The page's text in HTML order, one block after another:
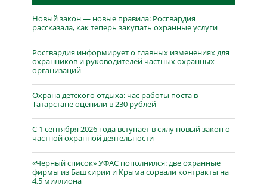
Новый закон — новые правила: Росгвардия
рассказала, как теперь закупать охранные услуги
Росгвардия информирует о главных изменениях для
охранников и руководителей частных охранных
организаций
Охрана детского отдыха: час работы поста в
Татарстане оценили в 230 рублей
С 1 сентября 2026 года вступает в силу новый закон о
частной охранной деятельности
«Чёрный список» УФАС пополнился: две охранные
фирмы из Башкирии и Крыма сорвали контракты на
4,5 миллиона